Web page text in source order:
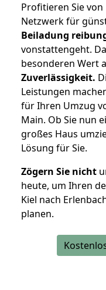
Profitieren Sie
Netzwerk für
Beiladung
vonstattengeht.
besonderen Wert
Zuverlässigkeit.
Leistungen
für Ihren Umzug
Main. Ob Sie nun
großes Haus
Lösung für Sie.
Zögern Sie nicht
heute, um Ihren
Kiel nach
planen.